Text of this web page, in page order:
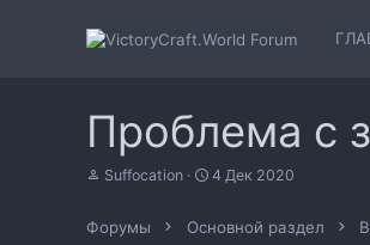
Проблема с
А
о
Suffocation
Д
а
4 Дек 2020
Форумы Основной раздел